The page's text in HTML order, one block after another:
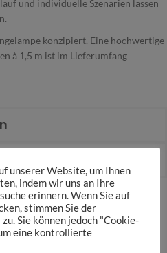
und individuelle Szenarien lassen
konzipiert. Eine hochwertige
à 1,5 m ist im Lieferumfang
unserer Website, um Ihnen
indem wir uns an Ihre
erinnern. Wenn Sie auf
stimmen Sie der
Sie können jedoch "Cookie-
eine kontrollierte